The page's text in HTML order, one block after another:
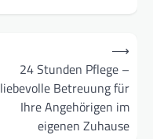
24 Stunden Pflege –
liebevolle Betreuung für
Ihre Angehörigen im
eigenen Zuhause
⟶